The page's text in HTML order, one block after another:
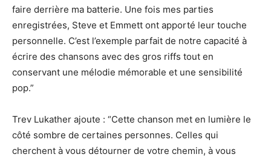
faire derrière ma batterie. Une fois mes parties
enregistrées, Steve et Emmett ont apporté leur touche
personnelle. C’est l’exemple parfait de notre capacité à
écrire des chansons avec des gros riffs tout en
conservant une mélodie mémorable et une sensibilité
pop.”
Trev Lukather ajoute : “Cette chanson met en lumière le
côté sombre de certaines personnes. Celles qui
cherchent à vous détourner de votre chemin, à vous